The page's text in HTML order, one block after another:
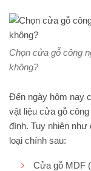
Chọn cửa gỗ công
không?
Đến ngày hôm nay
vật liệu cửa gỗ
đình. Tuy nhiên như
loại chính sau:
Cửa gỗ MDF